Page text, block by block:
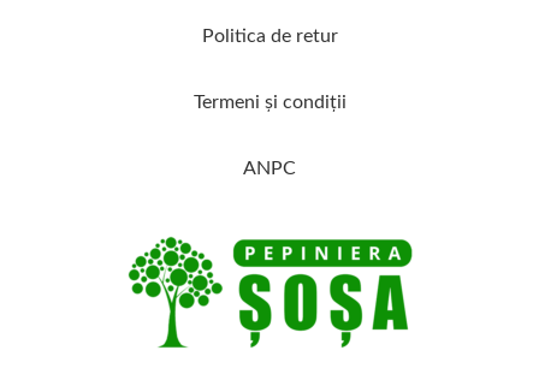
Politica de retur
Termeni şi condiţii
ANPC